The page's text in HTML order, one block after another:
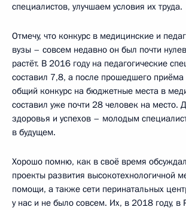
специалистов, улучшаем условия их труда.
Отмечу, что конкурс в медицинские и
вузы – совсем недавно он был почти
растёт. В 2016 году на педагогические
составил 7,8, а после прошедшего
общий конкурс на бюджетные места в
составил уже почти 28 человек на место.
здоровья и успехов – молодым
в будущем.
Хорошо помню, как в своё время
проекты развития высокотехнологичной
помощи, а также сети перинатальных
у нас и не было совсем. Их, в 2018 году, в